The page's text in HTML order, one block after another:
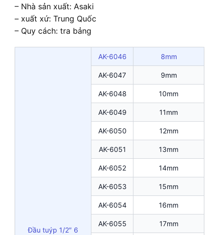
– Nhà sản xuất: Asaki
– xuất xứ: Trung Quốc
– Quy cách: tra bảng
Đầu tuýp 1/2″ 6
AK-6046 8mm
AK-6047 9mm
AK-6048 10mm
AK-6049 11mm
AK-6050 12mm
AK-6051 13mm
AK-6052 14mm
AK-6053 15mm
AK-6054 16mm
AK-6055 17mm